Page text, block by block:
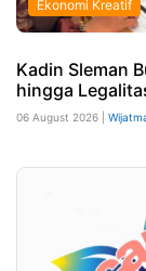
Ekonomi Kreatif
Kadin Sleman
hingga
06 August 2026 |